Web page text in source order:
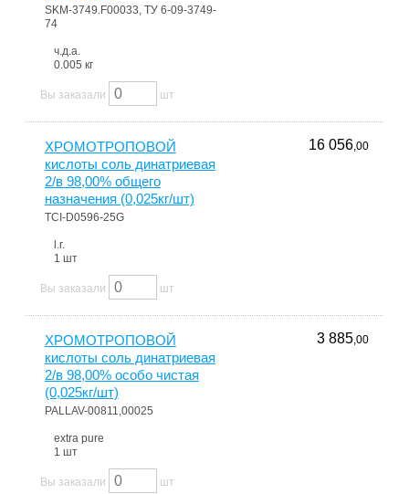
SKM-3749.F00033, ТУ 6-09-3749-
74
ч.д.а.
0.005 кг
Вы заказали шт
ХРОМОТРОПОВОЙ
кислоты соль динатриевая
2/в 98,00% общего
назначения (0,025кг/шт)
TCI-D0596-25G
l.r.
1 шт
16 056,00
Вы заказали шт
ХРОМОТРОПОВОЙ
кислоты соль динатриевая
2/в 98,00% особо чистая
(0,025кг/шт)
PALLAV-00811,00025
extra pure
1 шт
3 885,00
Вы заказали шт